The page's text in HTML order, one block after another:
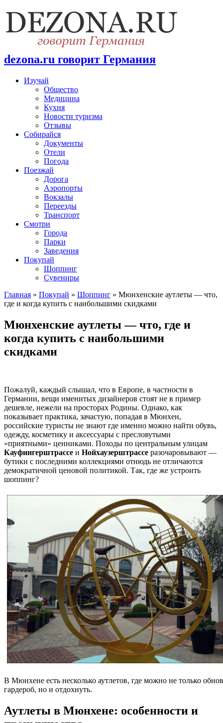
dezona.ru говорит Германия
Изучай
Общество
Медицина
Кухня
Новости туризма
Отзывы
Собирайся
Документы
Отели
Погода
Поезжай
Дорога
Аэропорты
Вокзалы
Переезды
Транспорт
Смотри
Города
Парки
Заведения
Покупай
Шоппинг
Сувениры
Главная » Покупай » Шоппинг » Мюнхенские аутлеты — что,
где и когда купить с наибольшими скидками
Мюнхенские аутлеты — что, где и
когда купить с наибольшими
скидками
Пожалуй, каждый слышал, что в Европе, в частности в
Германии, вещи именитых дизайнеров стоят не в пример
дешевле, нежели на просторах Родины. Однако, как
показывает практика, зачастую, попадая в Мюнхен,
российские туристы не знают где именно можно найти обувь,
одежду, косметику и аксессуары с пресловутыми
«приятными» ценниками. Походы по центральным улицам
Кауфингерштрассе и Нойхаузерштрассе разочаровывают —
бутики с последними коллекциями отнюдь не отличаются
демократичной ценовой политикой. Так, где же устроить
шоппинг?
В Мюнхене есть несколько аутлетов, где можно не только
гардероб, но и отдохнуть.
Аутлеты в Мюнхене: особенности и